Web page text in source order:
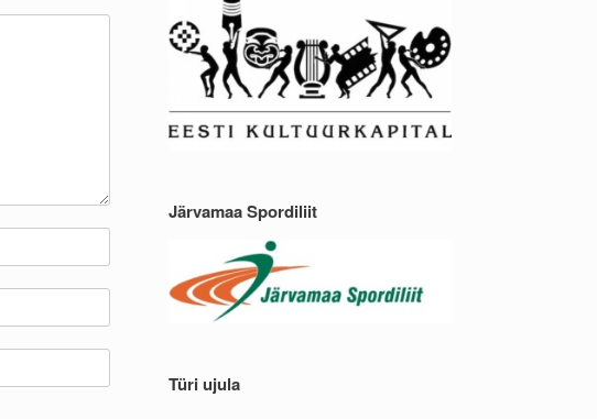
Järvamaa Spordiliit
Türi ujula